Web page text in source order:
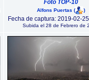
Foto TOP-10
Alfons Puertas ( )
Fecha de captura: 2019-02-
Subida el 28 de Febrero de